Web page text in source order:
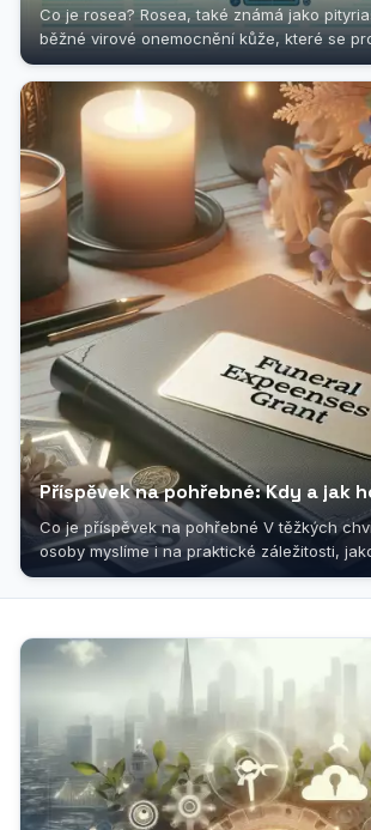
Co je rosea? Rosea, také známá jako
běžné virové onemocnění kůže, které se
charakteristickou vyrážkou....
Příspěvek na pohřebné: Kdy a jak
Co je příspěvek na pohřebné V těžkých
osoby myslíme i na praktické záležitosti,